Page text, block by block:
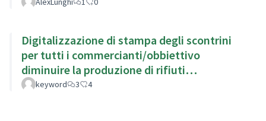
Digitalizzazione di stampa degli scontrini
per tutti i commercianti/obbiettivo
diminuire la produzione di rifiuti
migliorando l'impatto ambientale
keyword 3 4